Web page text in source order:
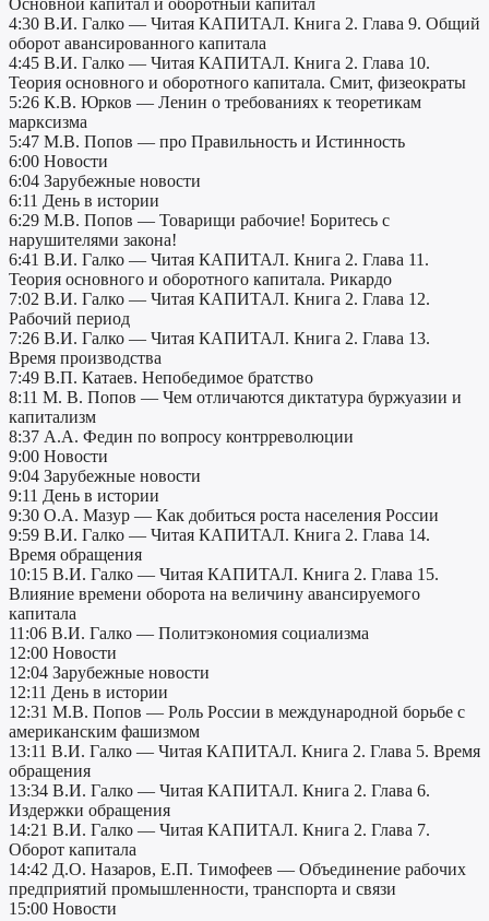
Основной капитал и оборотный капитал
4:30 В.И. Галко — Читая КАПИТАЛ. Книга 2. Глава 9. Общий
оборот авансированного капитала
4:45 В.И. Галко — Читая КАПИТАЛ. Книга 2. Глава 10.
Теория основного и оборотного капитала. Смит, физеократы
5:26 К.В. Юрков — Ленин о требованиях к теоретикам
марксизма
5:47 М.В. Попов — про Правильность и Истинность
6:00 Новости
6:04 Зарубежные новости
6:11 День в истории
6:29 М.В. Попов — Товарищи рабочие! Боритесь с
нарушителями закона!
6:41 В.И. Галко — Читая КАПИТАЛ. Книга 2. Глава 11.
Теория основного и оборотного капитала. Рикардо
7:02 В.И. Галко — Читая КАПИТАЛ. Книга 2. Глава 12.
Рабочий период
7:26 В.И. Галко — Читая КАПИТАЛ. Книга 2. Глава 13.
Время производства
7:49 В.П. Катаев. Непобедимое братство
8:11 М. В. Попов — Чем отличаются диктатура буржуазии и
капитализм
8:37 А.А. Федин по вопросу контрреволюции
9:00 Новости
9:04 Зарубежные новости
9:11 День в истории
9:30 О.А. Мазур — Как добиться роста населения России
9:59 В.И. Галко — Читая КАПИТАЛ. Книга 2. Глава 14.
Время обращения
10:15 В.И. Галко — Читая КАПИТАЛ. Книга 2. Глава 15.
Влияние времени оборота на величину авансируемого
капитала
11:06 В.И. Галко — Политэкономия социализма
12:00 Новости
12:04 Зарубежные новости
12:11 День в истории
12:31 М.В. Попов — Роль России в международной борьбе с
американским фашизмом
13:11 В.И. Галко — Читая КАПИТАЛ. Книга 2. Глава 5. Время
обращения
13:34 В.И. Галко — Читая КАПИТАЛ. Книга 2. Глава 6.
Издержки обращения
14:21 В.И. Галко — Читая КАПИТАЛ. Книга 2. Глава 7.
Оборот капитала
14:42 Д.О. Назаров, Е.П. Тимофеев — Объединение рабочих
предприятий промышленности, транспорта и связи
15:00 Новости